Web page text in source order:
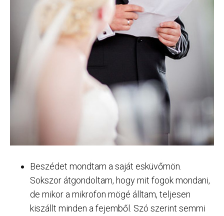
Beszédet mondtam a saját esküvőmön.
Sokszor átgondoltam, hogy mit fogok mondani,
de mikor a mikrofon mögé álltam, teljesen
kiszállt minden a fejemből. Szó szerint semmi